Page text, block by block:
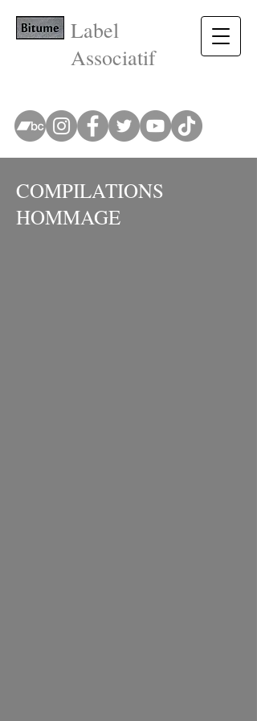
Label
Associatif
COMPILATIONS
HOMMAGE